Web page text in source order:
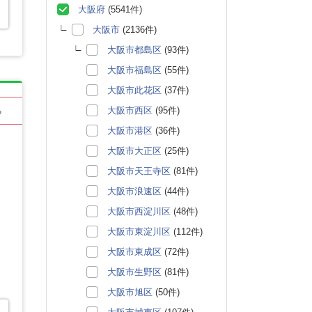
大阪府 (5541件)
大阪市 (2136件)
大阪市都島区 (93件)
大阪市福島区 (55件)
大阪市此花区 (37件)
大阪市西区 (95件)
大阪市港区 (36件)
大阪市大正区 (25件)
大阪市天王寺区 (81件)
大阪市浪速区 (44件)
大阪市西淀川区 (48件)
大阪市東淀川区 (112件)
大阪市東成区 (72件)
大阪市生野区 (81件)
大阪市旭区 (50件)